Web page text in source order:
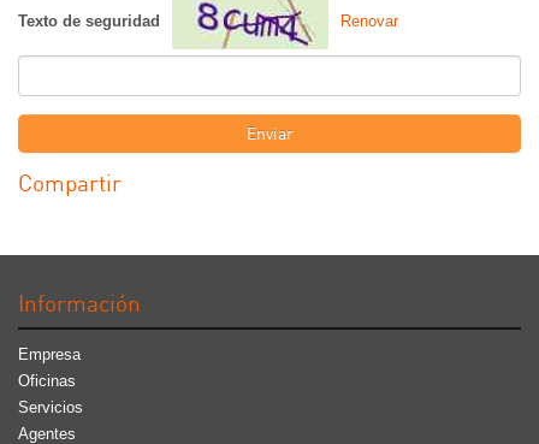
Texto de seguridad Renovar
Enviar
Compartir
Información
Empresa
Oficinas
Servicios
Agentes